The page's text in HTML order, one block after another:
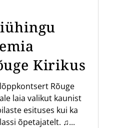
Kirikus
Rõuge
laia valikut kaunist
esituses kui ka
õpetajatelt. ♫...